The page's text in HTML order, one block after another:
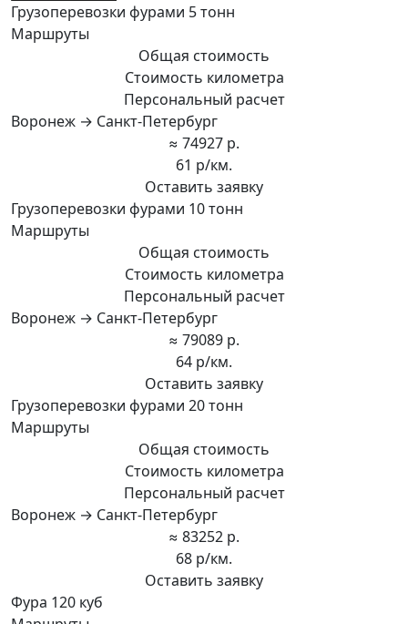
Грузоперевозки фурами 5 тонн
Маршруты
Общая стоимость
Стоимость километра
Персональный расчет
Воронеж → Санкт-Петербург
≈ 74927 р.
61 р/км.
Оставить заявку
Грузоперевозки фурами 10 тонн
Маршруты
Общая стоимость
Стоимость километра
Персональный расчет
Воронеж → Санкт-Петербург
≈ 79089 р.
64 р/км.
Оставить заявку
Грузоперевозки фурами 20 тонн
Маршруты
Общая стоимость
Стоимость километра
Персональный расчет
Воронеж → Санкт-Петербург
≈ 83252 р.
68 р/км.
Оставить заявку
Фура 120 куб